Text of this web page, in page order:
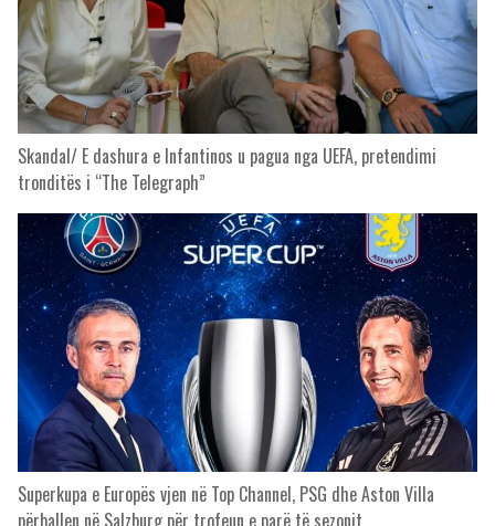
Skandal/ E dashura e Infantinos u pagua nga UEFA, pretendimi
tronditës i “The Telegraph”
Superkupa e Europës vjen në Top Channel, PSG dhe Aston Villa
përballen në Salzburg për trofeun e parë të sezonit